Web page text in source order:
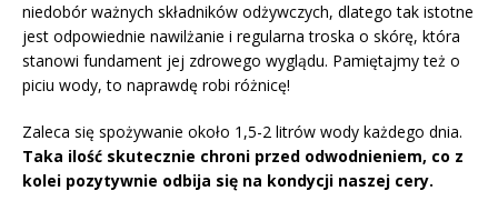
niedobór ważnych składników odżywczych, dlatego tak istotne
jest odpowiednie nawilżanie i regularna troska o skórę, która
stanowi fundament jej zdrowego wyglądu. Pamiętajmy też o
piciu wody, to naprawdę robi różnicę!
Zaleca się spożywanie około 1,5-2 litrów wody każdego dnia.
Taka ilość skutecznie chroni przed odwodnieniem, co z
kolei pozytywnie odbija się na kondycji naszej cery.